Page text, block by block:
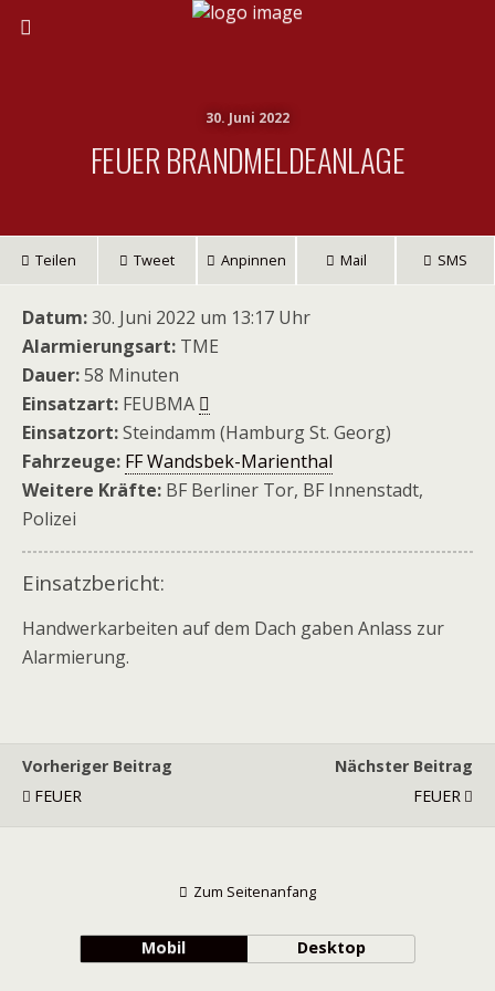
30. Juni 2022
FEUER BRANDMELDEANLAGE
Teilen Tweet Anpinnen Mail SMS
Datum:30. Juni 2022 um 13:17 Uhr
Alarmierungsart: TME
Dauer:58 Minuten
Einsatzart: FEUBMA
Einsatzort:Steindamm (Hamburg St. Georg)
Fahrzeuge: FF Wandsbek-Marienthal
Weitere Kräfte: BF Berliner Tor, BF Innenstadt,
Polizei
Einsatzbericht:
Handwerkarbeiten auf dem Dach gaben Anlass zur
Alarmierung.
Vorheriger Beitrag
FEUER
Nächster Beitrag
FEUER
Zum Seitenanfang
Mobil Desktop